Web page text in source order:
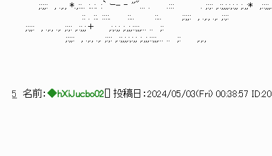
;:;;: , .,., *.,::.. :..:. :` ｰ- ‐ ''"... . .::: . ;:;: ,.:;,;,:,:,; ;.,;*
:: . ::. ::::. ::.. ::.. ;:;;: , .,., .,. ;:;:
;:;;: , .,., .,. ;:;: ,.:;,;＋ ,:,:,; ;.,;,::;;,... .. ;:
;:;;: , .,., .,. ;:;: ,.:;,;,:,:,; ;.,;,::;;,... .. ;: ,.,.,
5 名前： ◆hXiJucbo02 ] 投稿日： 2024/05/03(Fri) 00:38:57